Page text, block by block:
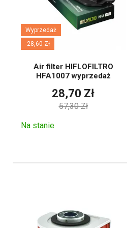
Wyprzedaż
-28,60 Zł
Air filter HIFLOFILTRO
HFA1007 wyprzedaż
28,70 Zł
57,30 Zł
Na stanie